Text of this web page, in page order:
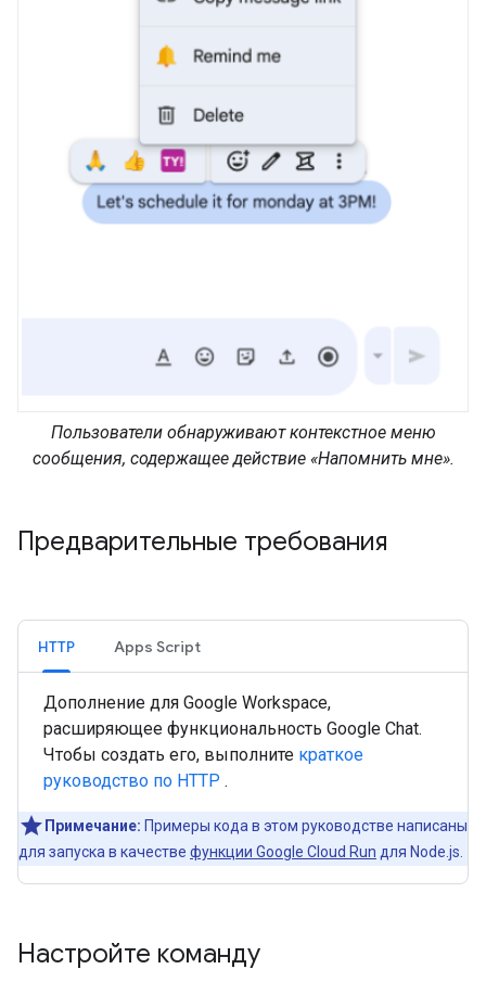
Пользователи обнаруживают контекстное меню
сообщения, содержащее действие «Напомнить мне».
Предварительные требования
HTTP Apps Script
Дополнение для Google Workspace,
расширяющее функциональность Google Chat.
Чтобы создать его, выполните краткое
руководство по HTTP .
Примечание: Примеры кода в этом руководстве написаны
для запуска в качестве функции Google Cloud Run для Node.js.
Настройте команду